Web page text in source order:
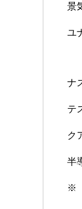
景
ユ
ナ
テ
ク
半
※